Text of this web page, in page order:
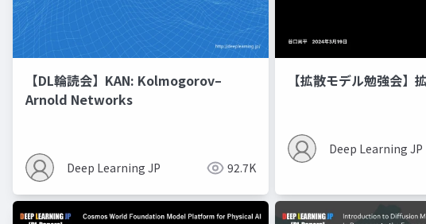
【DL輪読会】KAN: Kolmogorov–
Arnold Networks
Deep Learning JP 92.7K
【拡散モデル勉強会】
Deep Learning JP